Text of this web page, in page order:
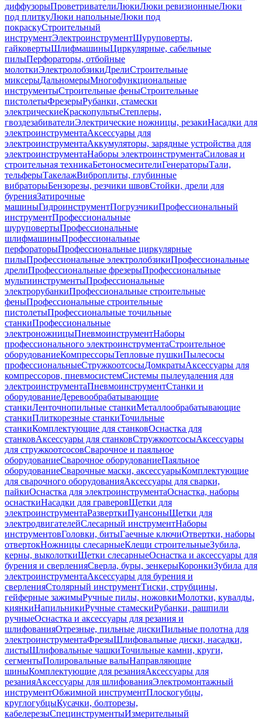
диффузорыПроветривателиЛюкиЛюки ревизионныеЛюки
под плиткуЛюки напольныеЛюки под
покраскуСтроительный
инструментЭлектроинструментШуруповерты,
гайковертыШлифмашиныЦиркулярные, сабельные
пилыПерфораторы, отбойные
молоткиЭлектролобзикиДрелиСтроительные
миксерыДальномерыМногофункциональные
инструментыСтроительные феныСтроительные
пистолетыФрезерыРубанки, стамески
электрическиеКраскопультыСтеплеры,
гвоздезабивателиЭлектрические ножницы, резакиНасадки для
электроинструментаАксессуары для
электроинструментаАккумуляторы, зарядные устройства для
электроинструментаНаборы электроинструментаСиловая и
строительная техникаБетоносмесителиГенераторыТали,
тельферыТакелажВиброплиты, глубинные
вибраторыБензорезы, резчики швовСтойки, дрели для
буренияЗатирочные
машиныГидроинструментПогрузчикиПрофессиональный
инструментПрофессиональные
шуруповертыПрофессиональные
шлифмашиныПрофессиональные
перфораторыПрофессиональные циркулярные
пилыПрофессиональные электролобзикиПрофессиональные
дрелиПрофессиональные фрезерыПрофессиональные
мультиинструментыПрофессиональные
электрорубанкиПрофессиональные строительные
феныПрофессиональные строительные
пистолетыПрофессиональные точильные
станкиПрофессиональные
электроножницыПневмоинструментНаборы
профессионального электроинструментаСтроительное
оборудованиеКомпрессорыТепловые пушкиПылесосы
профессиональныеСтружкоотсосыДомкратыАксессуары для
компрессоров, пневмосистемСистемы пылеудаления для
электроинструментаПневмоинструментСтанки и
оборудованиеДеревообрабатывающие
станкиЛенточнопильные станкиМеталлообрабатывающие
станкиПлиткорезные станкиТочильные
станкиКомплектующие для станковОснастка для
станковАксессуары для станковСтружкоотсосыАксессуары
для стружкоотсосовСварочное и паяльное
оборудованиеСварочное оборудованиеПаяльное
оборудованиеСварочные маски, аксессуарыКомплектующие
для сварочного оборудованияАксессуары для сварки,
пайкиОснастка для электроинструментаОснастка, наборы
оснасткиНасадки для граверовЩетки для
электроинструментаРазверткиПуансоныЩетки для
электродвигателейСлесарный инструментНаборы
инструментовГоловки, битыГаечные ключиОтвертки, наборы
отвертокНожницы слесарныеКлещи строительныеЗубила,
керны, выколоткиЩетки слесарныеОснастка и аксессуары для
бурения и сверленияСверла, буры, зенкерыКоронкиЗубила для
электроинструментаАксессуары для бурения и
сверленияСтолярный инструментТиски, струбцины,
гейферные зажимыРучные пилы, ножовкиМолотки, кувалды,
киянкиНапильникиРучные стамескиРубанки, рашпили
ручныеОснастка и аксессуары для резания и
шлифованияОтрезные, пильные дискиПильные полотна для
электроинструментаФрезыШлифовальные диски, насадки,
листыШлифовальные чашкиТочильные камни, круги,
сегментыПолировальные валыНаправляющие
шиныКомплектующие для резанияАксессуары для
резанияАксессуары для шлифованияЭлектромонтажный
инструментОбжимной инструментПлоскогубцы,
круглогубцыКусачки, болторезы,
кабелерезыСпецинструментыИзмерительный